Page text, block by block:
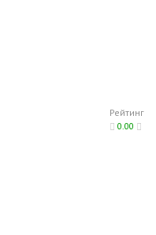
Рейтинг
0.00